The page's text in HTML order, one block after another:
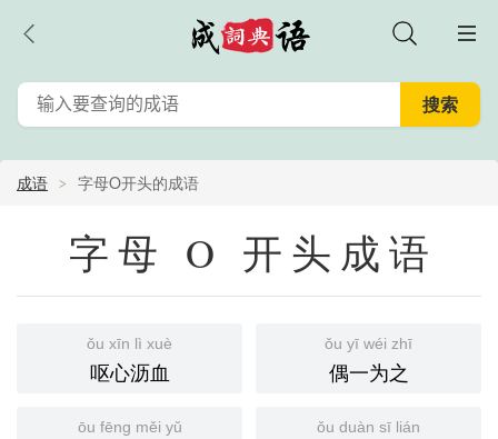
成语 字母O开头的成语
字母 O 开头成语
ǒu xīn lì xuè
呕心沥血
ǒu yī wéi zhī
偶一为之
ōu fēng měi yǔ ǒu duàn sī lián